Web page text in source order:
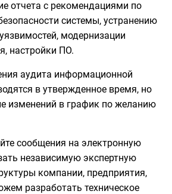
отчета с рекомендациями по
системы, устранению
модернизации
настройки ПО.
аудита информационной
в утвержденное время, но
изменений в график по желанию
сообщения на электронную
независимую экспертную
компании, предприятия,
разработать техническое